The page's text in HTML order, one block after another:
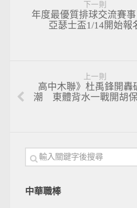
下一則
年度最優質排球交流賽事
亞瑟士盃1/14開始報
上一則
高中木聯》杜禹鋒開轟
潮 東體背水一戰開胡
中華職棒